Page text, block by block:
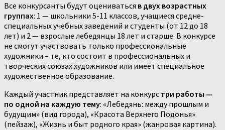
Все конкурсанты будут оцениваться в двух возрастных
группах: 1 — школьники 5-11 классов, учащиеся средне-
специальных учебных заведений и студенты (от 12 до 18
лет) и 2 — взрослые лебедянцы 18 лет и старше. В конкурсе
не смогут участвовать только профессиональные
художники – те, кто состоит в профессиональных и
творческих союзах художников или имеет специальное
художественное образование.
Каждый участник представляет на конкурс три работы —
по одной на каждую тему: «Лебедянь: между прошлым и
будущим» (вид города), «Красота Верхнего Подонья»
(пейзаж), «Жизнь и быт родного края» (жанровая картина).